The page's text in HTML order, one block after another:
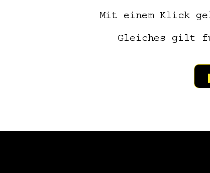
Mit einem Klick
Gleiches gilt